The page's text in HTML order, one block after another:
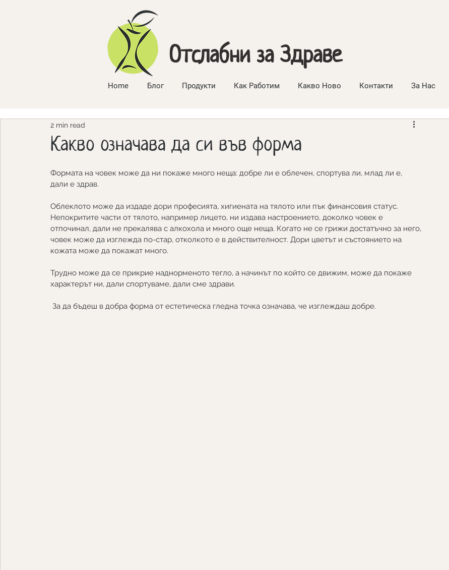
Отслабни за Здраве
Home Блог Продукти Как Работим Какво Ново Контакти За Нас
Какво означава да си във форма
2 min read
Формата на човек може да ни покаже много неща: добре ли е облечен, спортува ли, млад ли е,
дали е здрав.
Облеклото може да издаде дори професията, хигиената на тялото или пък финансовия статус.
Непокритите части от тялото, например лицето, ни издава настроението, доколко човек е
отпочинал, дали не прекалява с алкохола и много още неща. Когато не се грижи достатъчно за него,
човек може да изглежда по-стар, отколкото е в действителност. Дори цветът и състоянието на
кожата може да покажат много.
Трудно може да се прикрие наднорменото тегло, а начинът по който се движим, може да покаже
характерът ни, дали спортуваме, дали сме здрави.
За да бъдеш в добра форма от естетическа гледна точка означава, че изглеждаш добре.